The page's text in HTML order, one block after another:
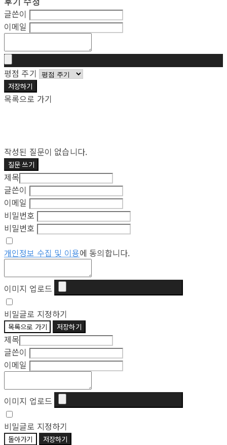
글쓴이
이메일
평점 주기
저장하기
목록으로 가기
작성된 질문이 없습니다.
질문 쓰기
제목
글쓴이
이메일
비밀번호
비밀번호
개인정보 수집 및 이용에 동의합니다.
이미지 업로드
비밀글로 지정하기
목록으로 가기 저장하기
제목
글쓴이
이메일
이미지 업로드
비밀글로 지정하기
돌아가기 저장하기